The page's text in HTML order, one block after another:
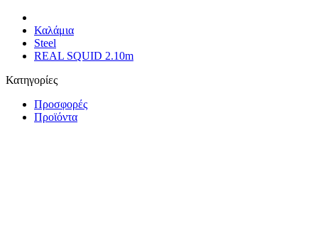
Καλάμια
Steel
REAL SQUID 2.10m
Κατηγορίες
Προσφορές
Προϊόντα